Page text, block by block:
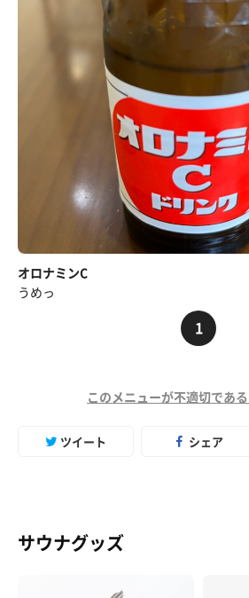
オロナミンC
うめっ
1
このメニューが不適切であ
ツイート シェア
サウナグッズ